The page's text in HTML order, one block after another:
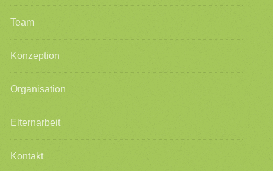
Team
Konzeption
Organisation
Elternarbeit
Kontakt